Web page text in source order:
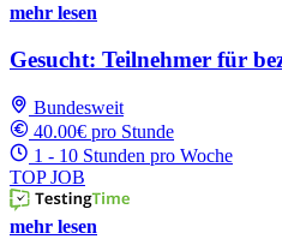
mehr lesen
Gesucht: Teilnehmer für
Bundesweit
40.00€ pro Stunde
1 - 10 Stunden pro Woche
TOP JOB
mehr lesen